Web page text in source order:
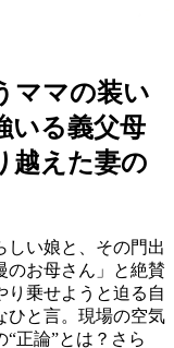
ママの装い
いる義父母
越えた妻の
しい娘と、その門出
のお母さん」と絶賛
り乗せようと迫る自
ひと言。現場の空気
正論”とは？さら